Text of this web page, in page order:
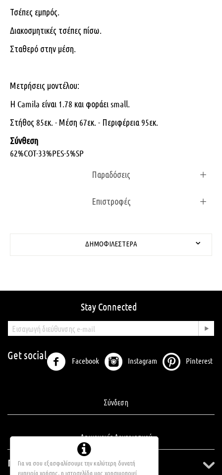
Τσέπες εμπρός.
Διακοσμητικές τσέπες πίσω.
Σταθερό στην μέση.
Μετρήσεις μοντέλου:
Η Camila είναι 1.78 και φοράει small.
Στήθος 85εκ. - Μέση 67εκ. - Περιφέρεια 95εκ.
Σύνθεση
62%COT-33%PES-5%SP
Παραδόσεις
Επιστροφές
ΔΗΜΟΦΙΛΈΣΤΕΡΑ
Stay Connected
Get social Facebook Instagram Pinterest
Σύνδεση
Δημιουργία Λογαριασμού
Πληροφορίες
Για να σου εξασφαλίσουμε την καλύτερη δυνατή
εμπειρία χρήσης, η ιστοσελίδα μας χρησιμοποιεί